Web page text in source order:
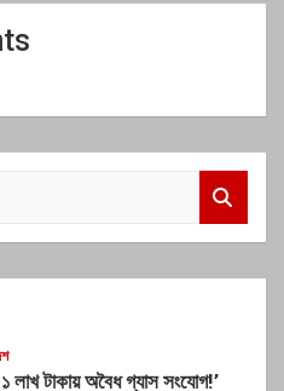
লাখ টাকায় অবৈধ গ্যাস সংযোগ!’